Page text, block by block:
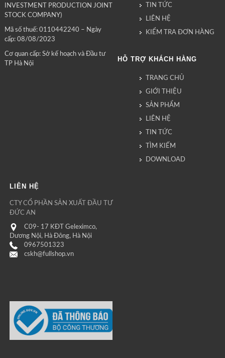
INVESTMENT PRODUCTION JOINT
STOCK COMPANY)
Mã số thuế: 0110442240 – Ngày
cấp: 08/08/2023
Cơ quan cấp: Sở kế hoạch và Đầu tư
TP Hà Nội
TIN TỨC
LIÊN HỆ
KIỂM TRA ĐƠN HÀNG
HỖ TRỢ KHÁCH HÀNG
TRANG CHỦ
GIỚI THIỆU
SẢN PHẨM
LIÊN HỆ
TIN TỨC
TÌM KIẾM
DOWNLOAD
LIÊN HỆ
CTY CỔ PHẦN SẢN XUẤT ĐẦU TƯ
ĐỨC AN
C09- 17 KĐT Geleximco,
Dương Nội, Hà Đông, Hà Nội
0967501323
cskh@fullshop.vn